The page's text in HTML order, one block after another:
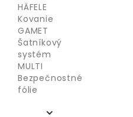
HÄFELE
Kovanie
GAMET
Šatníkový
systém
MULTI
Bezpečnostné
fólie